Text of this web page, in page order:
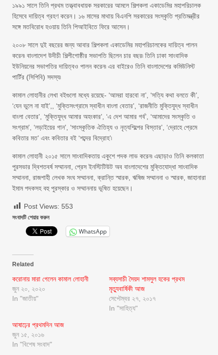
১৯৯১ সালে তিনি প্রথম তত্ত্বাবধায়ক সরকারের আমলে শিল্পকলা একাডেমির মহাপরিচালক
হিসেবে দায়িত্ব গ্রহণ করেন। ১৬ মাসের মাথায় বিএনপি সরকারের সংস্কৃতি প্রতিমন্ত্রীর
সঙ্গে মতবিরোধ হওয়ায় তিনি পিআইবিতে ফিরে আসেন।
২০০৮ সালে দুই বছরের জন্য আবার শিল্পকলা একাডেমির মহাপরিচালকের দায়িত্ব পালন
করেন৷ বাংলাদেশ উদীচী শিল্পীগোষ্ঠীর সভাপতি ছিলেন চার বছর৷ তিনি ঢাকা সাংবাদিক
ইউনিয়নের সভাপতির দায়িত্বও পালন করেন৷ এর বাইরেও তিনি বাংলাদেশের কমিউনিস্ট
পার্টির (সিপিবি) সদস্য৷
কামাল লোহানীর লেখা বইগুলো মধ্যে রয়েছে- ‘আমরা হারবো না’, ‘সত্যি কথা বলতে কী’,
‘যেন ভুলে না যাই’,, ‘মুক্তিসংগ্রামে স্বাধীন বাংলা বেতার’, ‘রাজনীতি মুক্তিযুদ্ধ স্বাধীন
বাংলা বেতার’, ‘মুক্তিযুদ্ধ আমার অহংকার’, ‘এ দেশ আমার গর্ব’, ‘আমাদের সংস্কৃতি ও
সংগ্রাম’, ‘লড়াইয়ের গান’, ‘সাংস্কৃতিক ঐতিহ্য ও নৃত্যশিল্পের বিস্তার’, ‘দ্রোহে প্রেমে
কবিতার মত’ এবং কবিতার বই ‘শব্দের বিদ্রোহ’৷
কামাল লোহানী ২০১৫ সালে সাংবাদিকতায় একুশে পদক লাভ করেন৷ এছাড়াও তিনি কলকাতা
পুরসভার দ্বিশতবর্ষ সম্মাননা, প্রেস ইনস্টিটিউট অব বাংলাদেশের মুক্তিযোদ্ধা সাংবাদিক
সম্মাননা, রাজশাহী লেখক সংঘ সম্মাননা, ক্রান্তি স্মারক, ঋষিজ সম্মাননা ও স্মারক, জাহানারা
ইমাম পদকসহ বহু পুরস্কার ও সম্মাননায় ভূষিত হয়েছেন।
Post Views: 553
সংবাদটি শেয়ার করুন
WhatsApp
Related
করোনায় মারা গেলেন কামাল লোহানী
জুন ২০, ২০২০
In "জাতীয়"
সব্যসাচী সৈয়দ শামসুল হকের প্রথম
মৃত্যুবার্ষিকী আজ
সেপ্টেম্বর ২৭, ২০১৭
In "সাহিত্য"
আষাঢ়ের প্রথমদিন আজ
জুন ১৫, ২০১৬
In "বিশেষ সংবাদ"